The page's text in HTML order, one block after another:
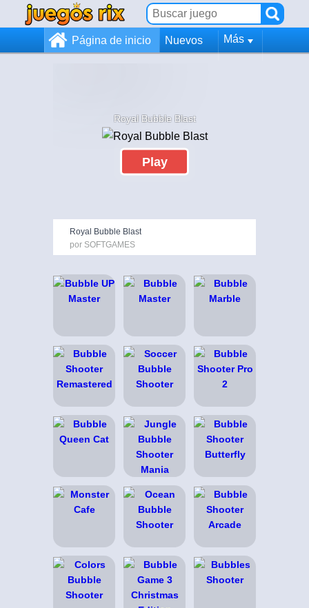
Página de inicio Nuevos Más
Royal Bubble Blast
Play
Royal Bubble Blast
por SOFTGAMES